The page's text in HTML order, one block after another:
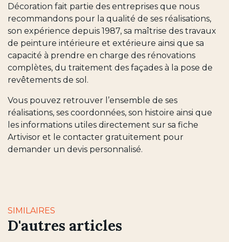
Décoration fait partie des entreprises que nous
recommandons pour la qualité de ses réalisations,
son expérience depuis 1987, sa maîtrise des travaux
de peinture intérieure et extérieure ainsi que sa
capacité à prendre en charge des rénovations
complètes, du traitement des façades à la pose de
revêtements de sol.
Vous pouvez retrouver l’ensemble de ses
réalisations, ses coordonnées, son histoire ainsi que
les informations utiles directement sur sa fiche
Artivisor et le contacter gratuitement pour
demander un devis personnalisé.
SIMILAIRES
D'autres articles